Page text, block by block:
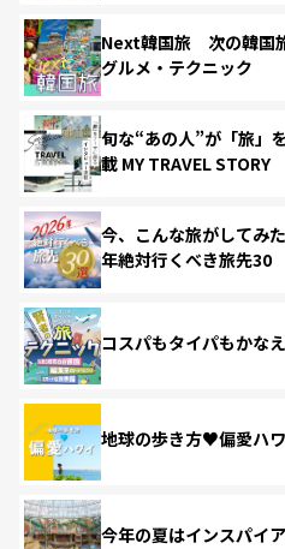
Next韓国旅 次の韓国
グルメ・テクニック
旬な“あの人”が「旅」
載 MY TRAVEL STORY
今、こんな旅がしてみ
年絶対行くべき旅先30
コスパもタイパもかな
地球の歩き方♥偏愛ハ
今年の夏はインスパイ